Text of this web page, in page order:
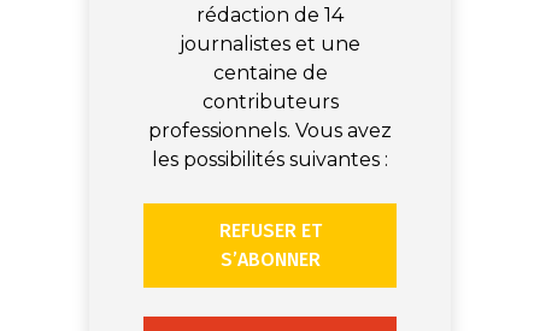
rédaction de 14
journalistes et une
centaine de
contributeurs
professionnels. Vous avez
les possibilités suivantes :
REFUSER ET
S’ABONNER